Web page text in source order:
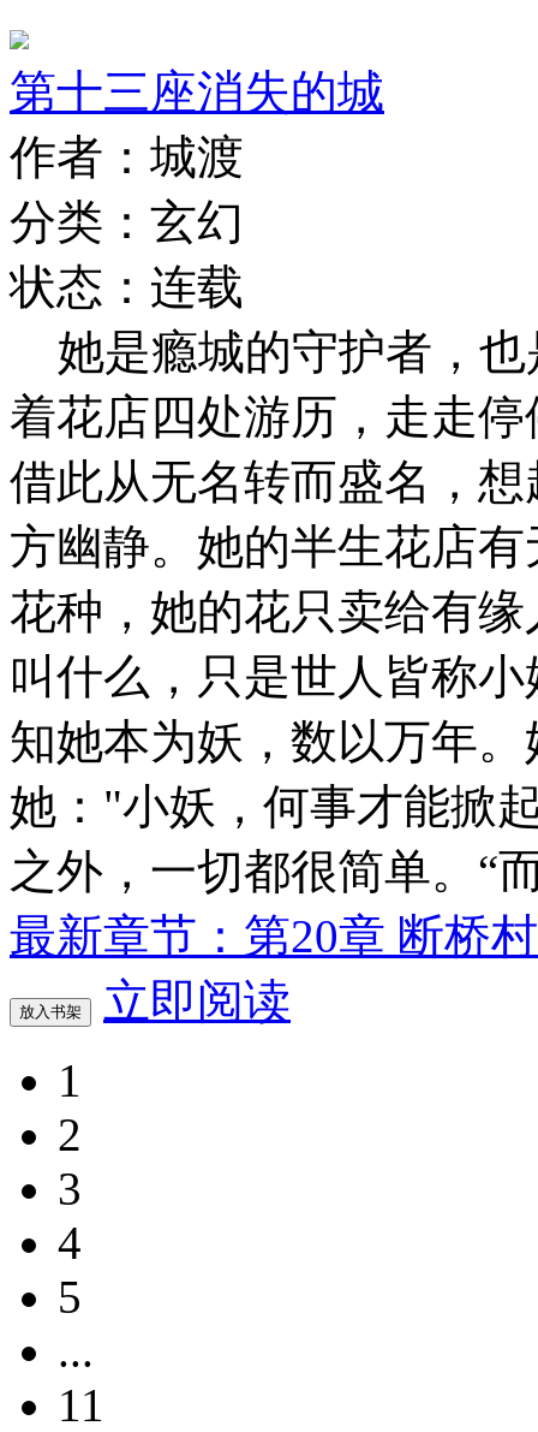
第十三座消失的城
作者：城渡
分类：玄幻
状态：连载
她是瘾城的守护者，也
着花店四处游历，走走
借此从无名转而盛名，
方幽静。她的半生花店
花种，她的花只卖给有
叫什么，只是世人皆称
知她本为妖，数以万年
她："小妖，何事才能掀
之外，一切都很简单。“
最新章节：第20章 断桥
放入书架
立即阅读
1
2
3
4
5
...
11